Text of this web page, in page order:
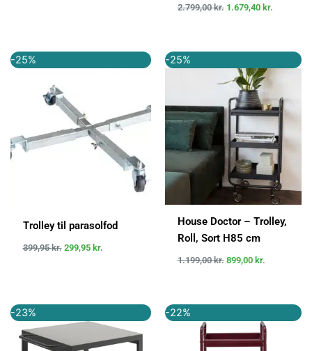
2.799,00kr. 1.679,40 kr.
-25%
Trolley til parasolfod
399,95kr.
oprindelige
var:
399,95 kr..
299,95 kr.
aktuelle
-25%
House Doctor – Trolley,
Roll, Sort H85 cm
1.199,00kr.
oprindelige
pris
var:
1.199,00 kr..
899,00 kr.
aktuelle
pris
899,00 kr..
-23%
oprindelige
var:
aktuelle
pris
er:
-22%
oprindelige
pris
var:
aktuelle
pris
er: